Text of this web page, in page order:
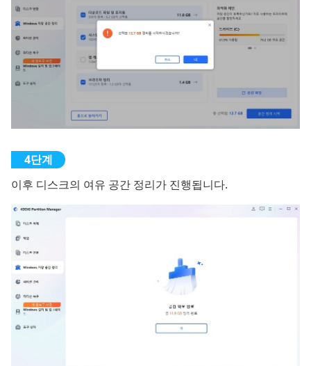
이후 디스크의 여유 공간 정리가 진행됩니다.